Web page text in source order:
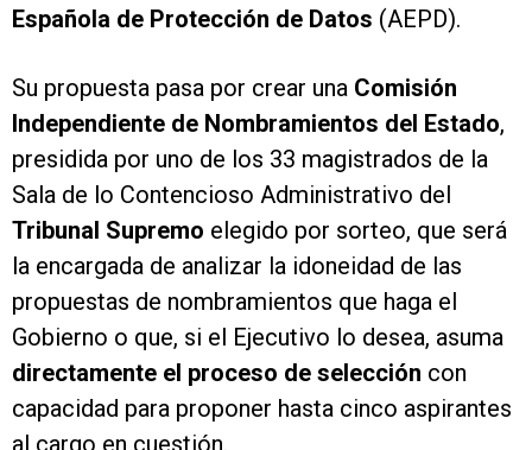
Española de Protección de Datos (AEPD).
Su propuesta pasa por crear una Comisión
Independiente de Nombramientos del Estado,
presidida por uno de los 33 magistrados de la
Sala de lo Contencioso Administrativo del
Tribunal Supremo elegido por sorteo, que será
la encargada de analizar la idoneidad de las
propuestas de nombramientos que haga el
Gobierno o que, si el Ejecutivo lo desea, asuma
directamente el proceso de selección con
capacidad para proponer hasta cinco aspirantes
al cargo en cuestión.